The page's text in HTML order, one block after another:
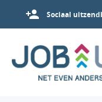
Sociaal